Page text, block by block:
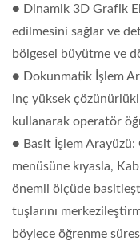
● Dinamik 3D Grafik
edilmesini sağlar ve
bölgesel büyütme ve
● Dokunmatik İşlem
inç yüksek
kullanarak operatör
● Basit İşlem Arayüzü:
menüsüne kıyasla,
önemli ölçüde
tuşlarını
böylece öğrenme